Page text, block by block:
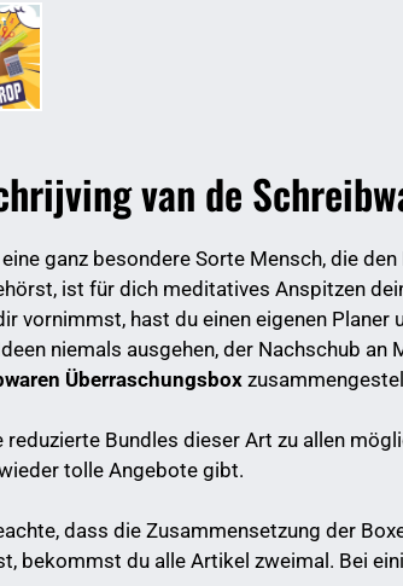
van de
ganz besondere Sorte Mensch, die
ist für dich meditatives Anspitzen
vornimmst, hast du einen eigenen
niemals ausgehen, der Nachschub
Überraschungsbox
reduzierte Bundles dieser Art zu allen
tolle Angebote gibt.
dass die Zusammensetzung der
bekommst du alle Artikel zweimal. Bei